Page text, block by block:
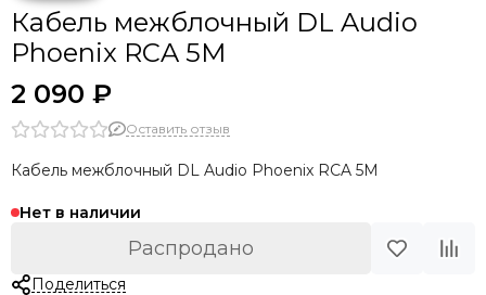
Кабель межблочный DL Audio
Phoenix RCA 5M
2 090 ₽
Оставить отзыв
Кабель межблочный DL Audio Phoenix RCA 5M
Нет в наличии
Распродано
Поделиться